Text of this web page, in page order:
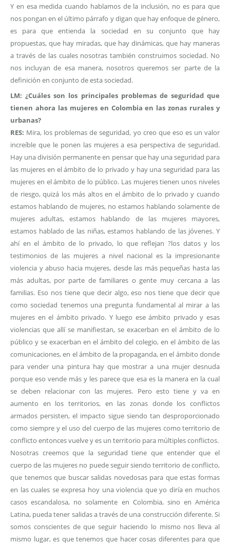
Y en esa medida cuando hablamos de la inclusión, no es para que
nos pongan en el último párrafo y digan que hay enfoque de género,
es para que entienda la sociedad en su conjunto que hay
propuestas, que hay miradas, que hay dinámicas, que hay maneras
a través de las cuales nosotras también construimos sociedad. No
nos incluyan de esa manera, nosotros queremos ser parte de la
definición en conjunto de esta sociedad.
LM: ¿Cuáles son los principales problemas de seguridad que
tienen ahora las mujeres en Colombia en las zonas rurales y
urbanas?
RES: Mira, los problemas de seguridad, yo creo que eso es un valor
increíble que le ponen las mujeres a esa perspectiva de seguridad.
Hay una división permanente en pensar que hay una seguridad para
las mujeres en el ámbito de lo privado y hay una seguridad para las
mujeres en el ámbito de lo público. Las mujeres tienen unos niveles
de riesgo, quizá los más altos en el ámbito de lo privado y cuando
estamos hablando de mujeres, no estamos hablando solamente de
mujeres adultas, estamos hablando de las mujeres mayores,
estamos hablado de las niñas, estamos hablando de las jóvenes. Y
ahí en el ámbito de lo privado, lo que reflejan ?los datos y los
testimonios de las mujeres a nivel nacional es la impresionante
violencia y abuso hacia mujeres, desde las más pequeñas hasta las
más adultas, por parte de familiares o gente muy cercana a las
familias. Eso nos tiene que decir algo, eso nos tiene que decir que
como sociedad tenemos una pregunta fundamental al mirar a las
mujeres en el ámbito privado. Y luego ese ámbito privado y esas
violencias que allí se manifiestan, se exacerban en el ámbito de lo
público y se exacerban en el ámbito del colegio, en el ámbito de las
comunicaciones, en el ámbito de la propaganda, en el ámbito donde
para vender una pintura hay que mostrar a una mujer desnuda
porque eso vende más y les parece que esa es la manera en la cual
se deben relacionar con las mujeres. Pero esto tiene y va en
aumento en los territorios, en las zonas donde los conflictos
armados persisten, el impacto sigue siendo tan desproporcionado
como siempre y el uso del cuerpo de las mujeres como territorio de
conflicto entonces vuelve y es un territorio para múltiples conflictos.
Nosotras creemos que la seguridad tiene que entender que el
cuerpo de las mujeres no puede seguir siendo territorio de conflicto,
que tenemos que buscar salidas novedosas para que estas formas
en las cuales se expresa hoy una violencia que yo diría en muchos
casos escandalosa, no solamente en Colombia, sino en América
Latina, pueda tener salidas a través de una construcción diferente. Si
somos conscientes de que seguir haciendo lo mismo nos lleva al
mismo lugar, es que tenemos que hacer cosas diferentes para que